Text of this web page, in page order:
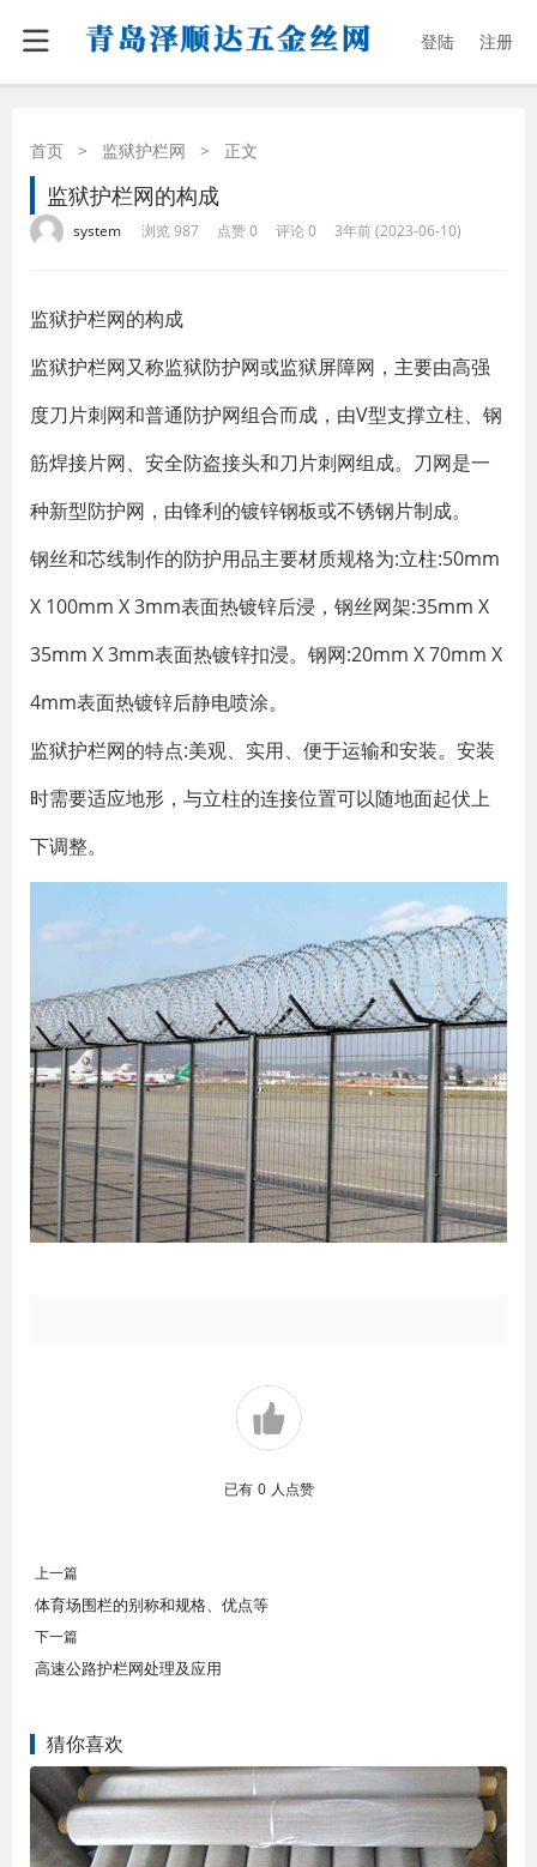
登陆 注册
首页 > 监狱护栏网 > 正文
监狱护栏网的构成
system 浏览 987 点赞 0 评论 0 3年前 (2023-06-10)
监狱护栏网的构成
监狱护栏网又称监狱防护网或监狱屏障网，主要由高强
度刀片刺网和普通防护网组合而成，由V型支撑立柱、钢
筋焊接片网、安全防盗接头和刀片刺网组成。刀网是一
种新型防护网，由锋利的镀锌钢板或不锈钢片制成。
钢丝和芯线制作的防护用品主要材质规格为:立柱:50mm
X 100mm X 3mm表面热镀锌后浸，钢丝网架:35mm X
35mm X 3mm表面热镀锌扣浸。钢网:20mm X 70mm X
4mm表面热镀锌后静电喷涂。
监狱护栏网的特点:美观、实用、便于运输和安装。安装
时需要适应地形，与立柱的连接位置可以随地面起伏上
下调整。
已有 0 人点赞
上一篇
体育场围栏的别称和规格、优点等
下一篇
高速公路护栏网处理及应用
猜你喜欢